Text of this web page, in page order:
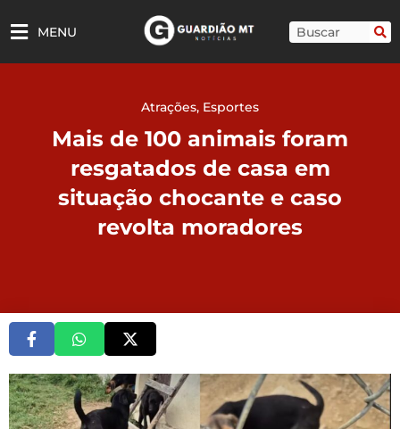
para
MENU Pesquisar
Atrações, Esportes
Mais de 100 animais foram
resgatados de casa em
situação chocante e caso
revolta moradores